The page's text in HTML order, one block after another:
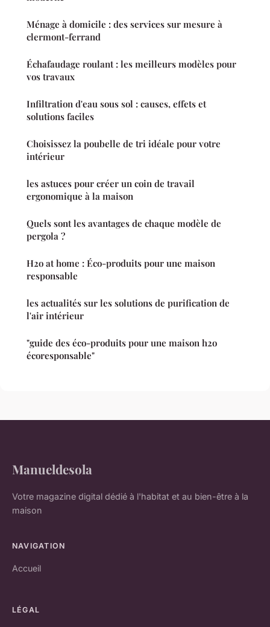
Ménage à domicile : des services sur mesure à
clermont-ferrand
Échafaudage roulant : les meilleurs modèles pour
vos travaux
Infiltration d'eau sous sol : causes, effets et
solutions faciles
Choisissez la poubelle de tri idéale pour votre
intérieur
les astuces pour créer un coin de travail
ergonomique à la maison
Quels sont les avantages de chaque modèle de
pergola ?
H2o at home : Éco-produits pour une maison
responsable
les actualités sur les solutions de purification de
l'air intérieur
"guide des éco-produits pour une maison h2o
écoresponsable"
Manueldesola
Votre magazine digital dédié à l'habitat et au bien-être à la
maison
NAVIGATION
Accueil
LÉGAL